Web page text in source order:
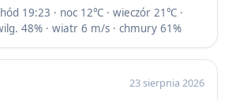
19:23 · noc 12℃ · wieczór 21℃ ·
48% · wiatr 6 m/s · chmury 61%
23 sierpnia 2026